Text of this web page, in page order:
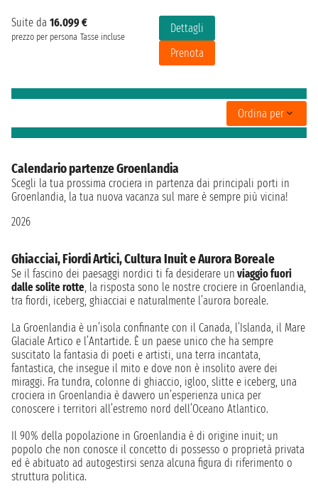
Suite da 16.099 €
prezzo per persona Tasse incluse
Dettagli
Prenota
Ordina per
Calendario partenze Groenlandia
Scegli la tua prossima crociera in partenza dai principali porti in
Groenlandia, la tua nuova vacanza sul mare è sempre più vicina!
2026
Ghiacciai, Fiordi Artici, Cultura Inuit e Aurora Boreale
Se il fascino dei paesaggi nordici ti fa desiderare un viaggio fuori
dalle solite rotte, la risposta sono le nostre crociere in Groenlandia,
tra fiordi, iceberg, ghiacciai e naturalmente l’aurora boreale.
La Groenlandia è un’isola confinante con il Canada, l’Islanda, il Mare
Glaciale Artico e l’Antartide. È un paese unico che ha sempre
suscitato la fantasia di poeti e artisti, una terra incantata,
fantastica, che insegue il mito e dove non è insolito avere dei
miraggi. Fra tundra, colonne di ghiaccio, igloo, slitte e iceberg, una
crociera in Groenlandia è davvero un’esperienza unica per
conoscere i territori all’estremo nord dell’Oceano Atlantico.
Il 90% della popolazione in Groenlandia è di origine inuit; un
popolo che non conosce il concetto di possesso o proprietà privata
ed è abituato ad autogestirsi senza alcuna figura di riferimento o
struttura politica.